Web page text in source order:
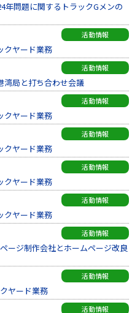
年問題に関するトラックGメンの
活動情報
クヤード業務
活動情報
湾局と打ち合わせ会議
活動情報
クヤード業務
活動情報
クヤード業務
活動情報
クヤード業務
活動情報
クヤード業務
活動情報
ージ制作会社とホームページ改良
活動情報
ヤード業務
活動情報